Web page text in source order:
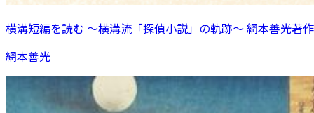
横溝短編を読む 〜横溝流「探偵小説」の軌跡〜 網本善光著
網本善光